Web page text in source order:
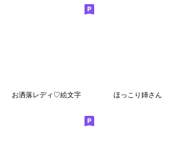
お洒落レディ♡絵文字 ほっこり姉さん